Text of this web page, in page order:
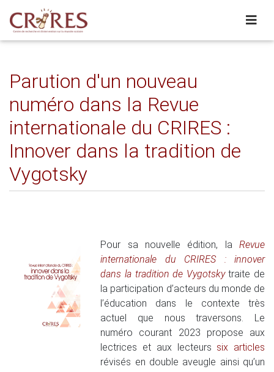
Parution d'un nouveau
numéro dans la Revue
internationale du CRIRES :
Innover dans la tradition de
Vygotsky
Pour sa nouvelle édition, la Revue
internationale du CRIRES : innover
dans la tradition de Vygotskytraite de
la participation d’acteurs du monde de
l’éducation dans le contexte très
actuel que nous traversons. Le
numéro courant 2023 propose aux
lectrices et aux lecteurs six articles
révisés en double aveugle ainsi qu’un